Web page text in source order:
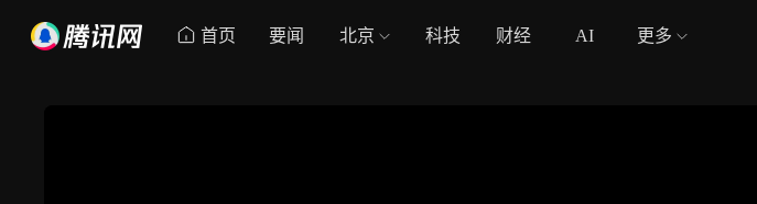
首页 要闻 北京 科技 财经 AI 更多